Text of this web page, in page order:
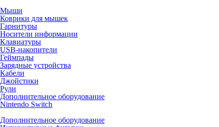
Мыши
Коврики для мышек
Гарнитуры
Носители информации
Клавиатуры
USB-накопители
Геймпады
Зарядные устройства
Кабели
Джойстики
Рули
Дополнительное оборудование
Nintendo Switch
Дополнительное оборудование